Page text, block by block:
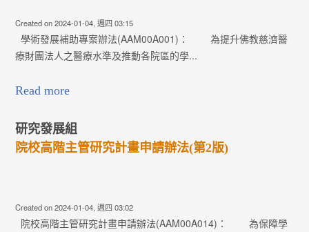
Created on 2024-01-04, 週四 03:15
學術發展補助專案辦法(AAM00A001)： 為提升佛教慈濟醫
療財團法人之醫療水準及推動各院區的學...
Read more
研究發展組
院校高階主管研究計畫申請辦法(第2版)
Created on 2024-01-04, 週四 03:02
院校高階主管研究計畫申請辦法(AAM00A014)： 為保障學